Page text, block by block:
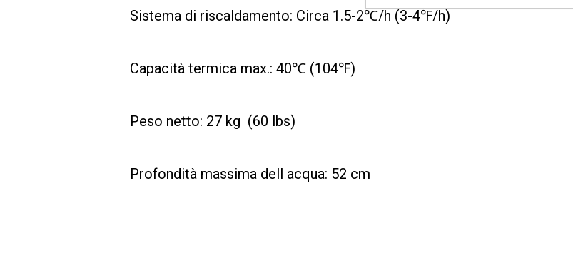
Sistema di riscaldamento: Circa 1.5-2℃/h (3-4℉/h)
Capacità termica max.: 40℃ (104℉)
Peso netto: 27 kg (60 lbs)
Profondità massima dell acqua: 52 cm